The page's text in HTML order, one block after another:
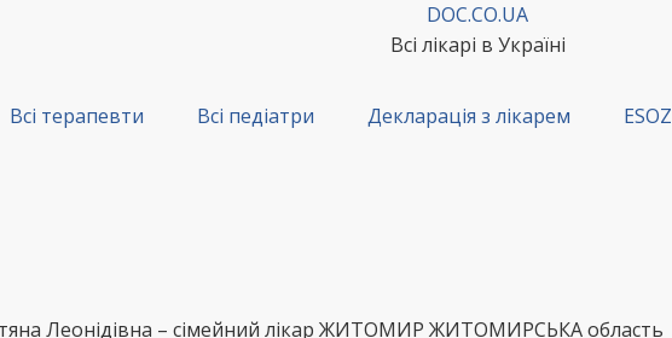
DOC.CO.UA
Всі лікарі в Україні
Всі терапевти Всі педіатри Декларація з лікарем ESOZ
Леонідівна – сімейний лікар ЖИТОМИР ЖИТОМИРСЬКА область